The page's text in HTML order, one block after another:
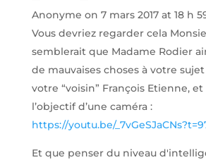
Anonyme on 7 mars 2017 at 18 h
Vous devriez regarder cela
semblerait que Madame Rodier
de mauvaises choses à votre
votre “voisin” François Etienne,
l’objectif d’une caméra :
https://youtu.be/
Et que penser du niveau